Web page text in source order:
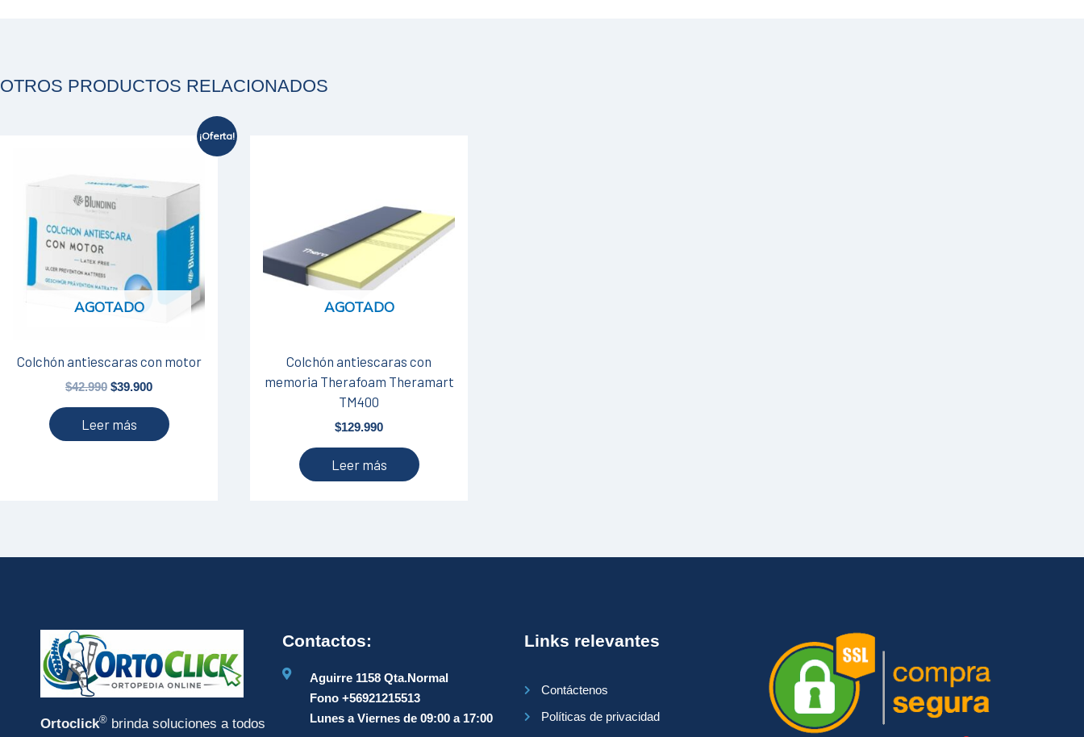
OTROS PRODUCTOS RELACIONADOS
¡Oferta!
AGOTADO
Colchón antiescaras con motor
$42.990
original
era:
$39.900
es:
$39.900.
Leer más
AGOTADO
Colchón antiescaras con
memoria Therafoam Theramart
TM400
$129.990
Leer más
Ortoclick® brinda soluciones a todos
Contactos:
Aguirre 1158 Qta.Normal
Fono +56921215513
Lunes a Viernes de 09:00 a 17:00
Links relevantes
Contáctenos
Políticas de privacidad